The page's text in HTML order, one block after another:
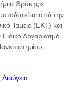
Θράκης»
από την
Ταμείο (ΕΚΤ) και
Λογαριασμό